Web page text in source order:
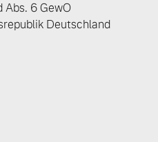
Abs. 6 GewO
Deutschland